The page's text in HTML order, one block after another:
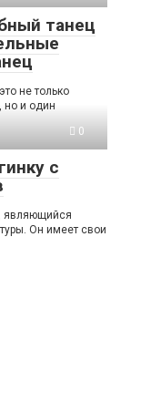
танец
не только
но и один
0
с
являющийся
Он имеет свои